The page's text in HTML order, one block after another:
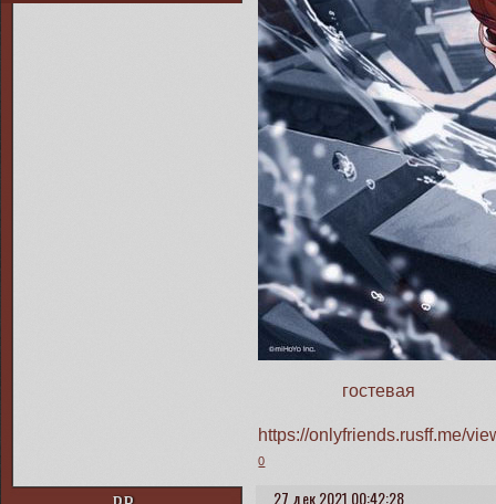
гостевая
https://onlyfriends.rusff.me/
0
27 дек 2021 00:42:28